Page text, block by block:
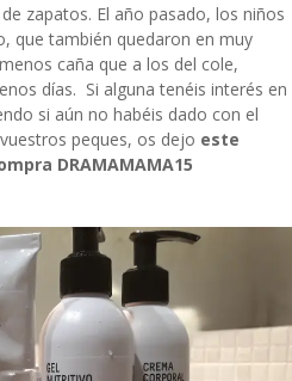
zapatos. El año pasado, los niños
que también quedaron en muy
caña que a los del cole,
días. Si alguna tenéis interés en
si aún no habéis dado con el
peques, os dejo este
DRAMAMAMA15